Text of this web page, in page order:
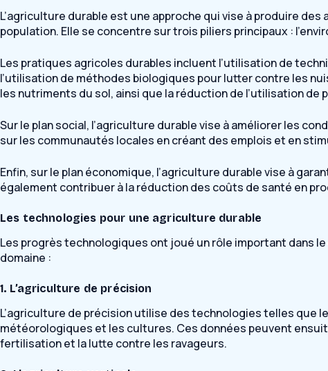
L’agriculture durable est une approche qui vise à produire
population. Elle se concentre sur trois piliers principaux :
Les pratiques agricoles durables incluent l’utilisation de
l’utilisation de méthodes biologiques pour lutter contre les
les nutriments du sol, ainsi que la réduction de l’utilisation de
Sur le plan social, l’agriculture durable vise à améliorer les
sur les communautés locales en créant des emplois et en
Enfin, sur le plan économique, l’agriculture durable vise à
également contribuer à la réduction des coûts de santé en
Les technologies pour une agriculture durable
Les progrès technologiques ont joué un rôle important dans
domaine :
1. L’agriculture de précision
L’agriculture de précision utilise des technologies telles que
météorologiques et les cultures. Ces données peuvent
fertilisation et la lutte contre les ravageurs.